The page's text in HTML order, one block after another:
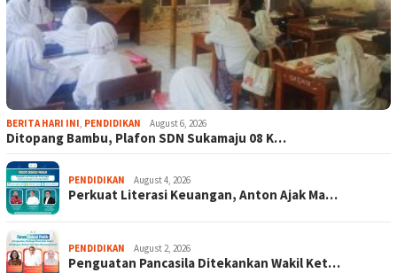
BERITA HARI INI, PENDIDIKAN August 6, 2026
Ditopang Bambu, Plafon SDN Sukamaju 08 K…
PENDIDIKAN August 4, 2026
Perkuat Literasi Keuangan, Anton Ajak Ma…
PENDIDIKAN August 2, 2026
Penguatan Pancasila Ditekankan Wakil Ket…